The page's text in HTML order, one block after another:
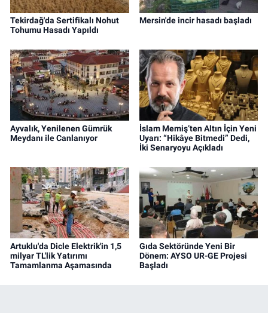
Tekirdağ'da Sertifikalı Nohut
Tohumu Hasadı Yapıldı
Mersin'de incir hasadı başladı
Ayvalık, Yenilenen Gümrük
Meydanı ile Canlanıyor
İslam Memiş’ten Altın İçin Yeni
Uyarı: “Hikâye Bitmedi” Dedi,
İki Senaryoyu Açıkladı
Artuklu'da Dicle Elektrik'in 1,5
milyar TL'lik Yatırımı
Tamamlanma Aşamasında
Gıda Sektöründe Yeni Bir
Dönem: AYSO UR-GE Projesi
Başladı